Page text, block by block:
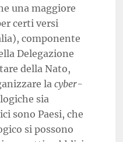
una maggiore
certi versi
componente
Delegazione
della Nato,
la cyber-
sia
sono Paesi, che
si possono